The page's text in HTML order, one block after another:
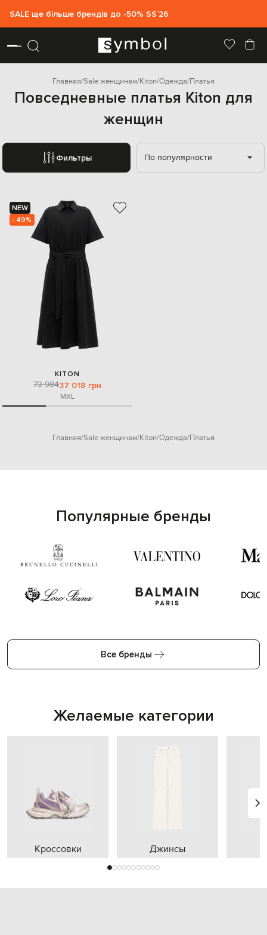
SALE ще більше брендів до -50% SS`26
Главная Sale женщинам Kiton Одежда Платья
Повседневные платья Kiton для
женщин
Фильтры По популярности
NEW
- 49%
KITON
73 98437 018 грн
MXL
Главная Sale женщинам Kiton Одежда Платья
Популярные бренды
Все бренды
Желаемые категории
Кроссовки Джинсы